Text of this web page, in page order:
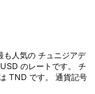
も人気の チュニジアデ
のレートです。 チ
TND です。 通貨記号